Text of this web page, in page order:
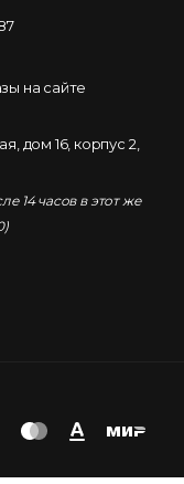
на сайте
дом 16, корпус 2,
14 часов в этот же